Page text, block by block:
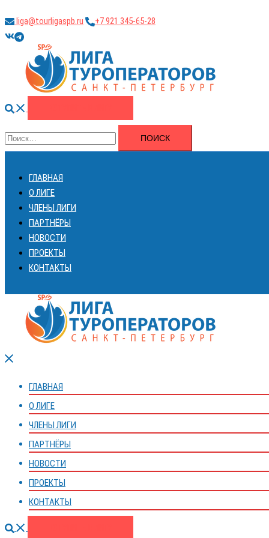
к
содержимому
liga@tourligaspb.ru
+7 921 345-65-28
https://vk.com/ligatourspb
https://t.me/tourligaspb
Поиск
Найти:
ГЛАВНАЯ
О ЛИГЕ
ЧЛЕНЫ ЛИГИ
ПАРТНЁРЫ
НОВОСТИ
ПРОЕКТЫ
КОНТАКТЫ
Закрыть
ГЛАВНАЯ
О ЛИГЕ
ЧЛЕНЫ ЛИГИ
ПАРТНЁРЫ
НОВОСТИ
ПРОЕКТЫ
КОНТАКТЫ
Поиск